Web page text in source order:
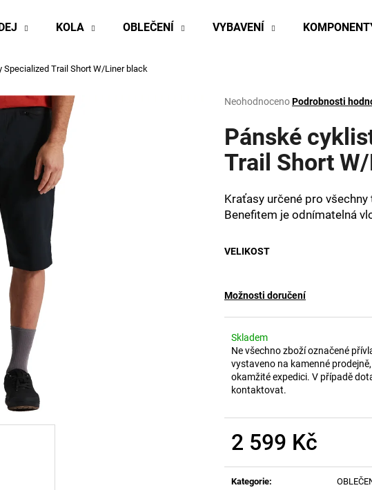
KOLA OBLEČENÍ VYBAVENÍ
Trail Short W/Linerblack
Průměrné
produktu
je
0,0
hvězdiček.
NeohodnocenoPodrobnosti
Pánské
Trail Short
Kraťasy určené pro
Benefitem je odnímatelná
VELIKOST
Možnosti doručení
Skladem
Ne všechno zboží označené
vystaveno na kamenné
okamžité expedici. V případě
kontaktovat.
2 599 Kč
Kategorie:
Co potřebujete najít?
HLEDAT